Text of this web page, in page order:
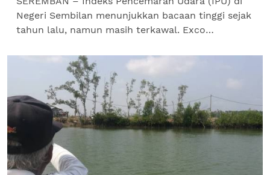
Negeri Sembilan menunjukkan bacaan tinggi sejak
tahun lalu, namun masih terkawal. Exco
Kepenggunaan, S Veerapan...